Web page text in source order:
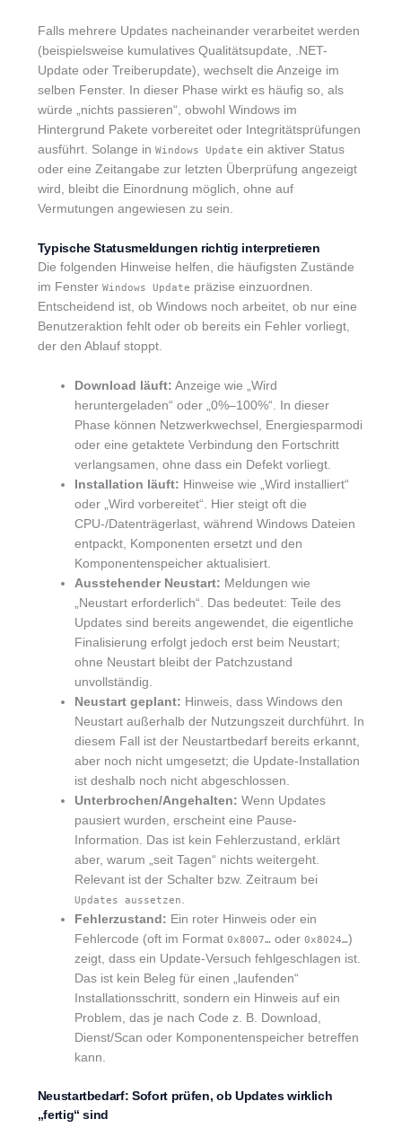
Falls mehrere Updates nacheinander verarbeitet werden
(beispielsweise kumulatives Qualitätsupdate, .NET-
Update oder Treiberupdate), wechselt die Anzeige im
selben Fenster. In dieser Phase wirkt es häufig so, als
würde „nichts passieren“, obwohl Windows im
Hintergrund Pakete vorbereitet oder Integritätsprüfungen
ausführt. Solange in Windows Update ein aktiver Status
oder eine Zeitangabe zur letzten Überprüfung angezeigt
wird, bleibt die Einordnung möglich, ohne auf
Vermutungen angewiesen zu sein.
Typische Statusmeldungen richtig interpretieren
Die folgenden Hinweise helfen, die häufigsten Zustände
im Fenster Windows Update präzise einzuordnen.
Entscheidend ist, ob Windows noch arbeitet, ob nur eine
Benutzeraktion fehlt oder ob bereits ein Fehler vorliegt,
der den Ablauf stoppt.
Download läuft: Anzeige wie „Wird
heruntergeladen“ oder „0%–100%“. In dieser
Phase können Netzwerkwechsel, Energiesparmodi
oder eine getaktete Verbindung den Fortschritt
verlangsamen, ohne dass ein Defekt vorliegt.
Installation läuft: Hinweise wie „Wird installiert“
oder „Wird vorbereitet“. Hier steigt oft die
CPU-/Datenträgerlast, während Windows Dateien
entpackt, Komponenten ersetzt und den
Komponentenspeicher aktualisiert.
Ausstehender Neustart: Meldungen wie
„Neustart erforderlich“. Das bedeutet: Teile des
Updates sind bereits angewendet, die eigentliche
Finalisierung erfolgt jedoch erst beim Neustart;
ohne Neustart bleibt der Patchzustand
unvollständig.
Neustart geplant: Hinweis, dass Windows den
Neustart außerhalb der Nutzungszeit durchführt. In
diesem Fall ist der Neustartbedarf bereits erkannt,
aber noch nicht umgesetzt; die Update-Installation
ist deshalb noch nicht abgeschlossen.
Unterbrochen/Angehalten: Wenn Updates
pausiert wurden, erscheint eine Pause-
Information. Das ist kein Fehlerzustand, erklärt
aber, warum „seit Tagen“ nichts weitergeht.
Relevant ist der Schalter bzw. Zeitraum bei
Updates aussetzen.
Fehlerzustand: Ein roter Hinweis oder ein
Fehlercode (oft im Format 0x8007…oder 0x8024…)
zeigt, dass ein Update-Versuch fehlgeschlagen ist.
Das ist kein Beleg für einen „laufenden“
Installationsschritt, sondern ein Hinweis auf ein
Problem, das je nach Code z. B. Download,
Dienst/Scan oder Komponentenspeicher betreffen
kann.
Neustartbedarf: Sofort prüfen, ob Updates wirklich
„fertig“ sind